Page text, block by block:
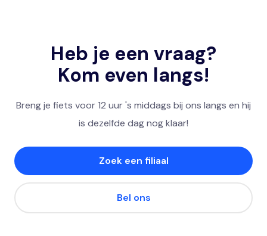
Heb je een vraag?
Kom even langs!
Breng je fiets voor 12 uur 's middags bij ons langs en hij
is dezelfde dag nog klaar!
Zoek een filiaal
Bel ons